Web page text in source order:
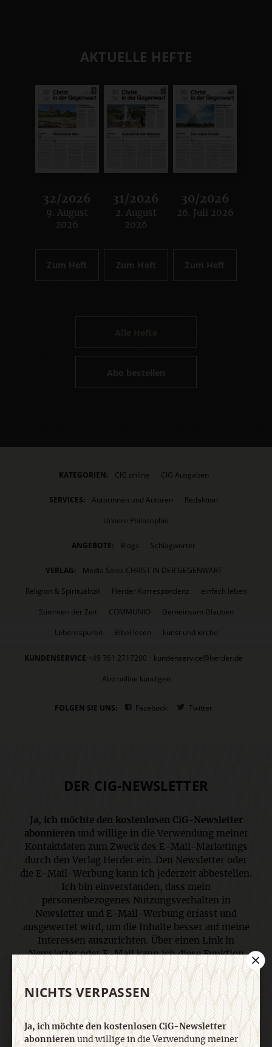
AKTUELLE HEFTE
32/2026
:
9. August
2026
Zum Heft
31/2026
:
2. August
2026
Zum Heft
30/2026
:
26. Juli 2026
Zum Heft
Abo bestellen
KATEGORIEN: CIG online CIG Ausgaben
SERVICES: Autorinnen und Autoren
Redaktion
Unsere Philosophie
ANGEBOTE: Blogs Schlagwörter
VERLAG:
Media Sales CHRIST IN DER GEGENWART
Religion & Spiritualität
Herder Korrespondenz
einfach leben
Stimmen der Zeit
COMMUNIO
Gemeinsam Glauben
Lebensspuren
Bibel lesen kunst und kirche
KUNDENSERVICE +49 761 2717200
kundenservice@herder.de
Abo online kündigen
FOLGEN SIE UNS: Facebook Twitter
DER CIG-NEWSLETTER
Ja, ich möchte den kostenlosen CiG-Newsletter
abonnieren und willige in die Verwendung meiner
Kontaktdaten zum Zweck des E-Mail-Marketings
durch den Verlag Herder ein. Den Newsletter oder
die E-Mail-Werbung kann ich jederzeit abbestellen.
Ich bin einverstanden, dass mein
personenbezogenes Nutzungsverhalten in
Newsletter und E-Mail-Werbung erfasst und
ausgewertet wird, um die Inhalte besser auf meine
Interessen auszurichten. Über einen Link in
Newsletter oder E-Mail kann ich diese Funktion
jederzeit ausschalten. Weiterführende
Informationen finden Sie in unseren
Datenschutzhinweisen .
E-Mail
NICHTS VERPASSEN
Ja, ich möchte den kostenlosen CiG-Newsletter
abonnierenund willige in die Verwendung meiner